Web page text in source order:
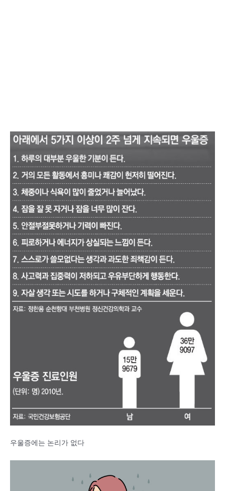
우울증에는 논리가 없다